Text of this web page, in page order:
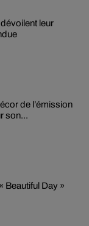
leur
de l’émission
son...
Beautiful Day »